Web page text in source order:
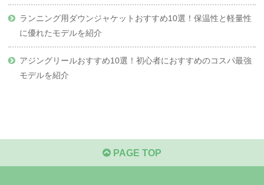
ランニング用ダウンジャケットおすすめ10選！保温性と軽量性
に優れたモデルを紹介
アジングリールおすすめ10選！初心者におすすめのコスパ最強
モデルを紹介
PAGE TOP